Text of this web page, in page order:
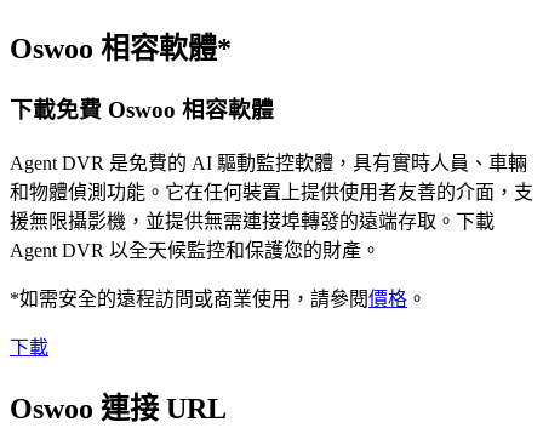
Oswoo 相容軟體*
下載免費 Oswoo 相容軟體
Agent DVR 是免費的 AI 驅動監控軟體，具有實時人員、車輛
和物體偵測功能。它在任何裝置上提供使用者友善的介面，支
援無限攝影機，並提供無需連接埠轉發的遠端存取。下載
Agent DVR 以全天候監控和保護您的財產。
*如需安全的遠程訪問或商業使用，請參閱價格 。
下載
Oswoo 連接 URL